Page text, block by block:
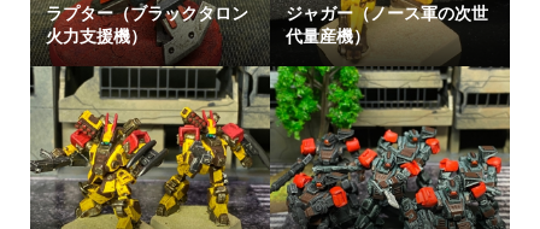
ラプター（ブラックタロン
火力支援機）
ジャガー（ノース軍の次世
代量産機）